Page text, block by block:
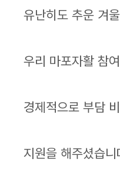
유난히도 추운 겨
우리 마포자활 참
경제적으로 부담
지원을 해주셨습